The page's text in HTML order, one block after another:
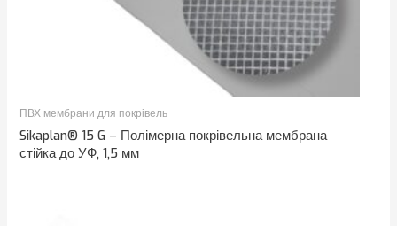
ПВХ мембрани для покрівель
Sikaplan® 15 G – Полімерна покрівельна мембрана
стійка до УФ, 1,5 мм